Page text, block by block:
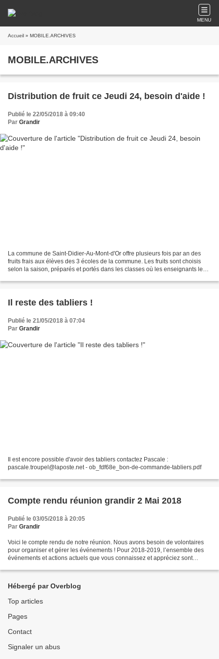
MENU
Accueil » MOBILE.ARCHIVES
MOBILE.ARCHIVES
Distribution de fruit ce Jeudi 24, besoin d'aide !
Publié le 22/05/2018 à 09:40
Par Grandir
La commune de Saint-Didier-Au-Mont-d'Or offre plusieurs fois par an des
fruits frais aux élèves des 3 écoles de la commune. Les fruits sont choisis
selon la saison, préparés et portés dans les classes où les enseignants les
Il reste des tabliers !
Publié le 21/05/2018 à 07:04
Par Grandir
Il est encore possible d'avoir des tabliers contactez Pascale :
pascale.troupel@laposte.net - ob_fdf68e_bon-de-commande-tabliers.pdf
Compte rendu réunion grandir 2 Mai 2018
Publié le 03/05/2018 à 20:05
Par Grandir
Voici le compte rendu de notre réunion. Nous avons besoin de volontaires
pour organiser et gérer les événements ! Pour 2018-2019, l’ensemble des
événements et actions actuels que vous connaissez et appréciez sont
Hébergé par Overblog
Top articles
Pages
Contact
Signaler un abus